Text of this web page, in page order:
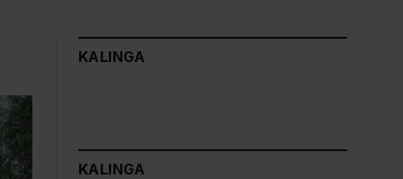
KALINGA
KALINGA